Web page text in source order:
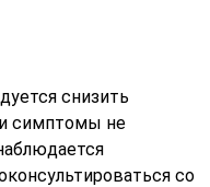
снизить
симптомы не
со